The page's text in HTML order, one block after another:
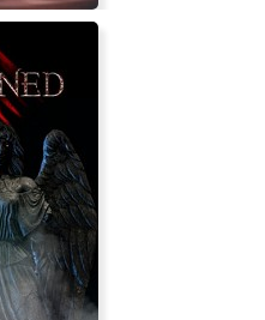
Spire Rises